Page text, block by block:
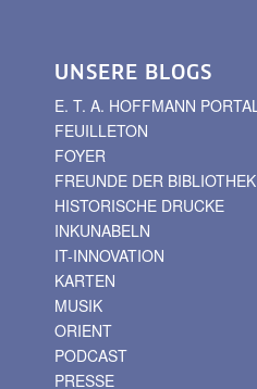
UNSERE BLOGS
E. T. A. HOFFMANN PORTAL
FEUILLETON
FOYER
FREUNDE DER BIBLIOTHEK
HISTORISCHE DRUCKE
INKUNABELN
IT-INNOVATION
KARTEN
MUSIK
ORIENT
PODCAST
PRESSE